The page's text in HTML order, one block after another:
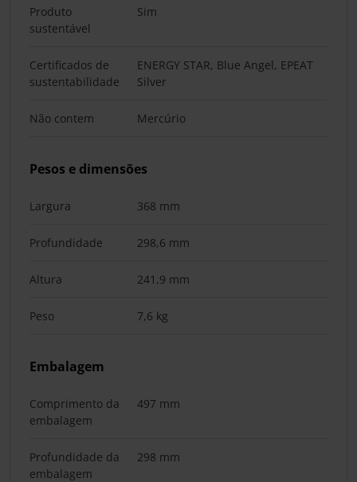
Produto
sustentável
Sim
Certificados de
sustentabilidade
ENERGY STAR, Blue Angel, EPEAT
Silver
Não contem Mercúrio
Pesos e dimensões
Largura 368 mm
Profundidade 298,6 mm
Altura 241,9 mm
Peso 7,6 kg
Embalagem
Comprimento da
embalagem
497 mm
Profundidade da
embalagem
298 mm